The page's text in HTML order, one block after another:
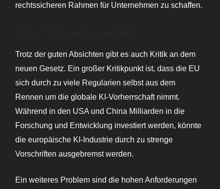
rechtssicheren Rahmen für Unternehmen zu schaffen.
Trotz der guten Absichten gibt es auch Kritik an dem
neuen Gesetz. Ein großer Kritikpunkt ist, dass die EU
sich durch zu viele Regularien selbst aus dem
Rennen um die globale KI-Vorherrschaft nimmt.
Während in den USA und China Milliarden in die
Forschung und Entwicklung investiert werden, könnte
die europäische KI-Industrie durch zu strenge
Vorschriften ausgebremst werden.
Ein weiteres Problem sind die hohen Anforderungen